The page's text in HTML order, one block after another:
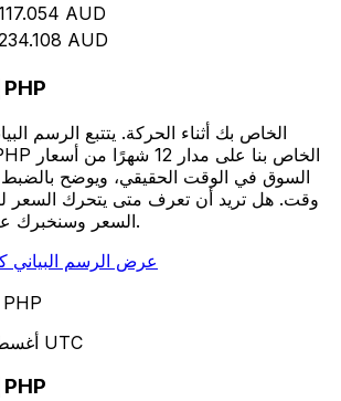
AUD
AUD
مخطط AUD إلى PHP
السوق في الوقت الحقيقي، ويوضح
وقت. هل تريد أن تعرف متى يتحرك السعر
السعر وسنخبرك عندما يصل إلى هدفك.
عرض الرسم البياني
6 أغسطس 2026، 16:22 UTC
مخطط AUD إلى PHP